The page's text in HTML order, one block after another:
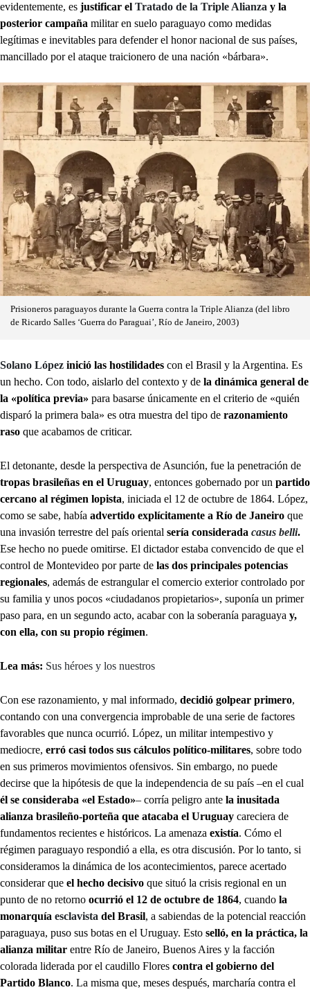
evidentemente, es justificar el Tratado de la Triple Alianza y la
posterior campaña militar en suelo paraguayo como medidas
legítimas e inevitables para defender el honor nacional de sus países,
mancillado por el ataque traicionero de una nación «bárbara».
Prisioneros paraguayos durante la Guerra contra la Triple Alianza (del libro
de Ricardo Salles ‘Guerra do Paraguai’, Río de Janeiro, 2003)
Solano López inició las hostilidades con el Brasil y la Argentina. Es
un hecho. Con todo, aislarlo del contexto y de la dinámica general de
la «política previa» para basarse únicamente en el criterio de «quién
disparó la primera bala» es otra muestra del tipo de razonamiento
raso que acabamos de criticar.
El detonante, desde la perspectiva de Asunción, fue la penetración de
tropas brasileñas en el Uruguay, entonces gobernado por un partido
cercano al régimen lopista, iniciada el 12 de octubre de 1864. López,
como se sabe, había advertido explícitamente a Río de Janeiro que
una invasión terrestre del país oriental sería considerada casus belli.
Ese hecho no puede omitirse. El dictador estaba convencido de que el
control de Montevideo por parte de las dos principales potencias
regionales, además de estrangular el comercio exterior controlado por
su familia y unos pocos «ciudadanos propietarios», suponía un primer
paso para, en un segundo acto, acabar con la soberanía paraguaya y,
con ella, con su propio régimen.
Lea más: Sus héroes y los nuestros
Con ese razonamiento, y mal informado, decidió golpear primero,
contando con una convergencia improbable de una serie de factores
favorables que nunca ocurrió. López, un militar intempestivo y
mediocre, erró casi todos sus cálculos político-militares, sobre todo
en sus primeros movimientos ofensivos. Sin embargo, no puede
decirse que la hipótesis de que la independencia de su país –en el cual
él se consideraba «el Estado»– corría peligro ante la inusitada
alianza brasileño-porteña que atacaba el Uruguay careciera de
fundamentos recientes e históricos. La amenaza existía. Cómo el
régimen paraguayo respondió a ella, es otra discusión. Por lo tanto, si
consideramos la dinámica de los acontecimientos, parece acertado
considerar que el hecho decisivo que situó la crisis regional en un
punto de no retorno ocurrió el 12 de octubre de 1864, cuando la
monarquía esclavista del Brasil, a sabiendas de la potencial reacción
paraguaya, puso sus botas en el Uruguay. Esto selló, en la práctica, la
alianza militar entre Río de Janeiro, Buenos Aires y la facción
colorada liderada por el caudillo Flores contra el gobierno del
Partido Blanco. La misma que, meses después, marcharía contra el